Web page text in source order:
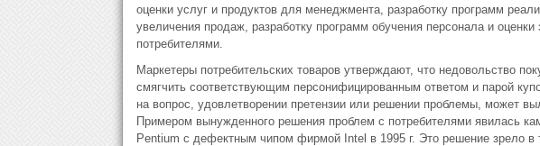
оценки услуг и продуктов для менеджмента, разработку программ
увеличения продаж, разработку программ обучения персонала и
потребителями.
Маркетеры потребительских товаров утверждают, что недовольство
смягчить соответствующим персонифицированным ответом и парой
на вопрос, удовлетворении претензии или решении проблемы, может
Примером вынужденного решения проблем с потребителями явилась
Pentium с дефектным чипом фирмой Intel в 1995 г. Это решение зрело в